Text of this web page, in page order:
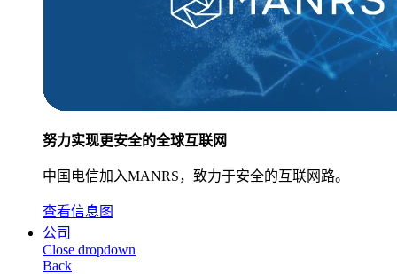
努力实现更安全的全球互联网
中国电信加入MANRS，致力于安全的互联网路。
查看信息图
公司
Close dropdown
Back